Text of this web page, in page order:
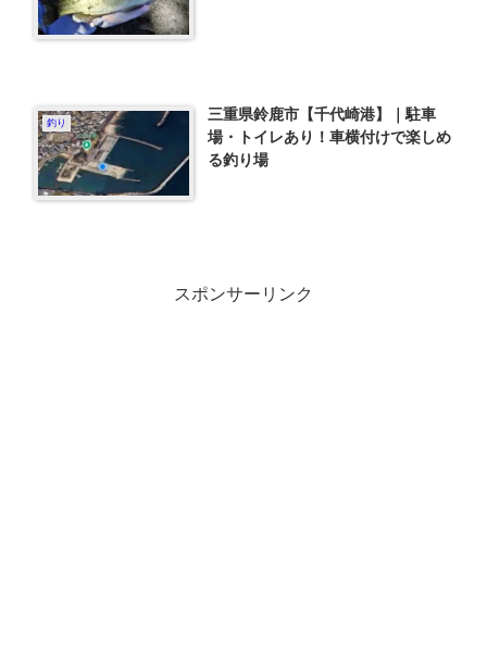
釣り
三重県鈴鹿市【千代崎港】｜駐車
場・トイレあり！車横付けで楽しめ
る釣り場
スポンサーリンク